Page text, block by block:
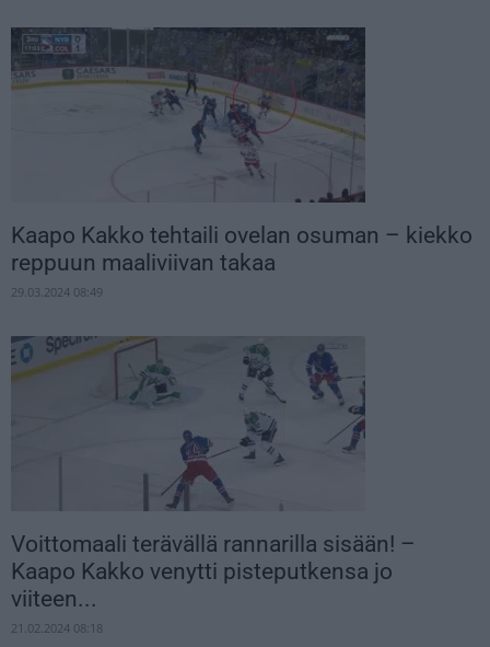
Kaapo Kakko tehtaili ovelan osuman – kiekko
reppuun maaliviivan takaa
29.03.2024 08:49
Voittomaali terävällä rannarilla sisään! –
Kaapo Kakko venytti pisteputkensa jo
viiteen...
21.02.2024 08:18